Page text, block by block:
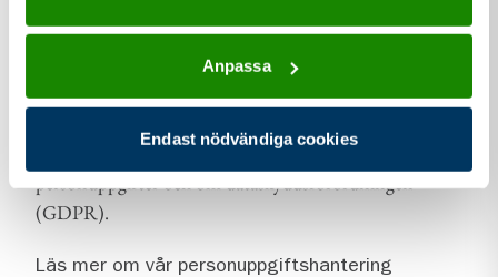
Anpassa
Endast nödvändiga cookies
Därför vill vi berätta om vår hantering av
personuppgifter och om dataskyddsförordningen
(GDPR).
Läs mer om vår personuppgiftshantering